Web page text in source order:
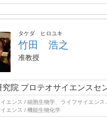
タケダ ヒロユキ
竹田 浩之
准教授
究院 プロテオサイエンスセ
エンス / 細胞生物学、ライフサイエンス
エンス / 機能生物化学